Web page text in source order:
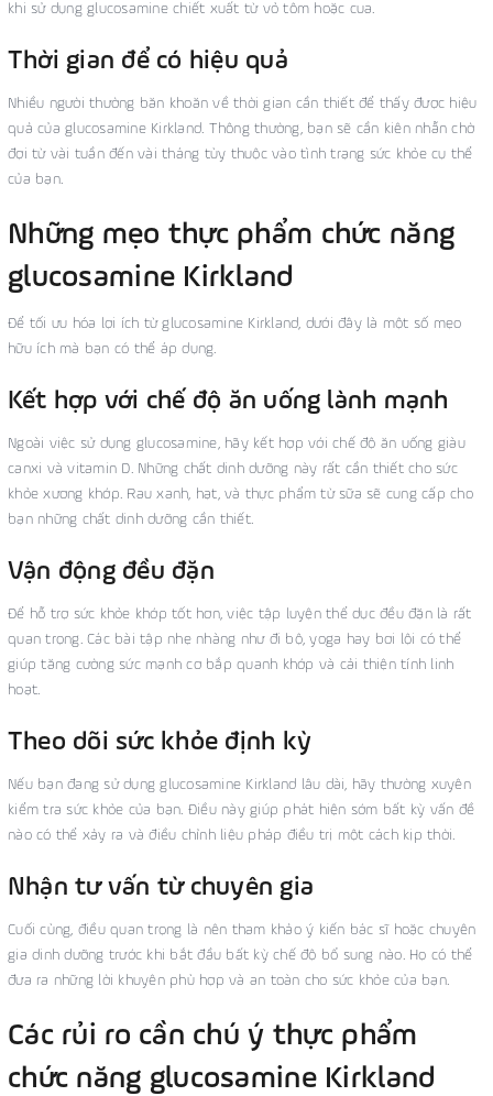
khi sử dụng glucosamine chiết xuất từ vỏ tôm hoặc cua.
Thời gian để có hiệu quả
Nhiều người thường băn khoăn về thời gian cần thiết để thấy được hiệu
quả của glucosamine Kirkland. Thông thường, bạn sẽ cần kiên nhẫn chờ
đợi từ vài tuần đến vài tháng tùy thuộc vào tình trạng sức khỏe cụ thể
của bạn.
Những mẹo thực phẩm chức năng
glucosamine Kirkland
Để tối ưu hóa lợi ích từ glucosamine Kirkland, dưới đây là một số mẹo
hữu ích mà bạn có thể áp dụng.
Kết hợp với chế độ ăn uống lành mạnh
Ngoài việc sử dụng glucosamine, hãy kết hợp với chế độ ăn uống giàu
canxi và vitamin D. Những chất dinh dưỡng này rất cần thiết cho sức
khỏe xương khớp. Rau xanh, hạt, và thực phẩm từ sữa sẽ cung cấp cho
bạn những chất dinh dưỡng cần thiết.
Vận động đều đặn
Để hỗ trợ sức khỏe khớp tốt hơn, việc tập luyện thể dục đều đặn là rất
quan trọng. Các bài tập nhẹ nhàng như đi bộ, yoga hay bơi lội có thể
giúp tăng cường sức mạnh cơ bắp quanh khớp và cải thiện tính linh
hoạt.
Theo dõi sức khỏe định kỳ
Nếu bạn đang sử dụng glucosamine Kirkland lâu dài, hãy thường xuyên
kiểm tra sức khỏe của bạn. Điều này giúp phát hiện sớm bất kỳ vấn đề
nào có thể xảy ra và điều chỉnh liệu pháp điều trị một cách kịp thời.
Nhận tư vấn từ chuyên gia
Cuối cùng, điều quan trọng là nên tham khảo ý kiến bác sĩ hoặc chuyên
gia dinh dưỡng trước khi bắt đầu bất kỳ chế độ bổ sung nào. Họ có thể
đưa ra những lời khuyên phù hợp và an toàn cho sức khỏe của bạn.
Các rủi ro cần chú ý thực phẩm
chức năng glucosamine Kirkland